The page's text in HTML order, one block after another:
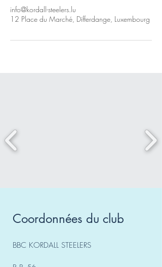
info@kordall-steelers.lu
12 Place du Marché, Differdange, Luxembourg
Coordonnées du club
BBC KORDALL STEELERS